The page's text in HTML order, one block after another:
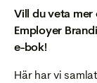
Vill du veta mer
Employer
e-bok!
Här har vi